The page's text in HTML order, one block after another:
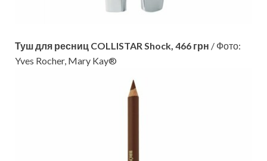
Туш для ресниц COLLISTAR Shock, 466 грн / Фото:
Yves Rocher, Mary Kay®